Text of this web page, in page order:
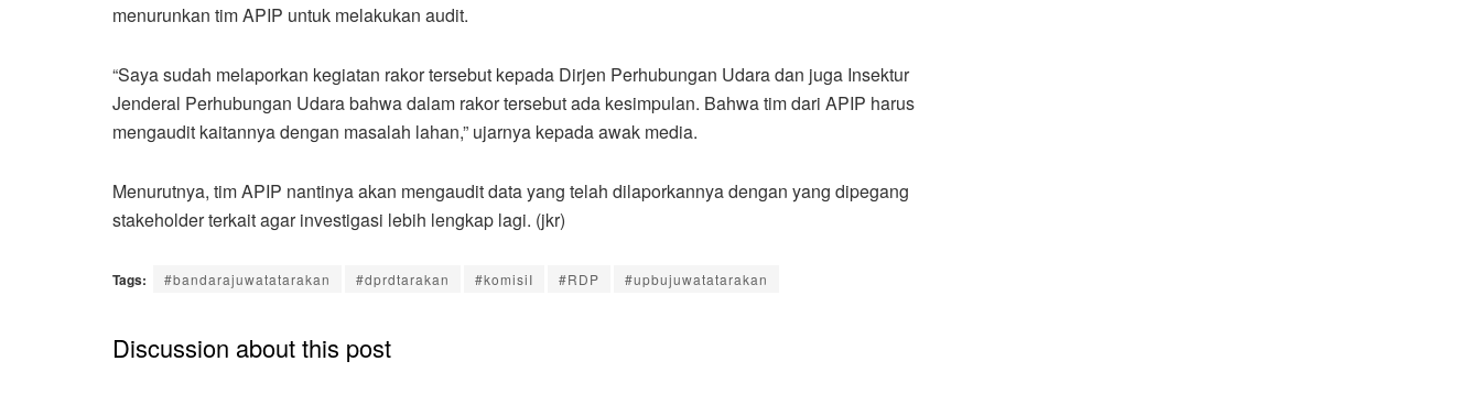
menurunkan tim APIP untuk melakukan audit.
“Saya sudah melaporkan kegiatan rakor tersebut kepada Dirjen Perhubungan Udara dan juga Insektur
Jenderal Perhubungan Udara bahwa dalam rakor tersebut ada kesimpulan. Bahwa tim dari APIP harus
mengaudit kaitannya dengan masalah lahan,” ujarnya kepada awak media.
Menurutnya, tim APIP nantinya akan mengaudit data yang telah dilaporkannya dengan yang dipegang
stakeholder terkait agar investigasi lebih lengkap lagi. (jkr)
Tags: #bandarajuwatatarakan #dprdtarakan #komisiI #RDP #upbujuwatatarakan
Discussion about this post